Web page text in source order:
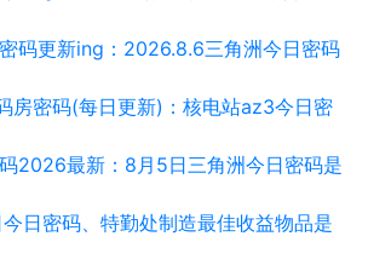
码更新ing：2026.8.6三角洲今日密码
房密码(每日更新)：核电站az3今日密
2026最新：8月5日三角洲今日密码是
日密码、特勤处制造最佳收益物品是